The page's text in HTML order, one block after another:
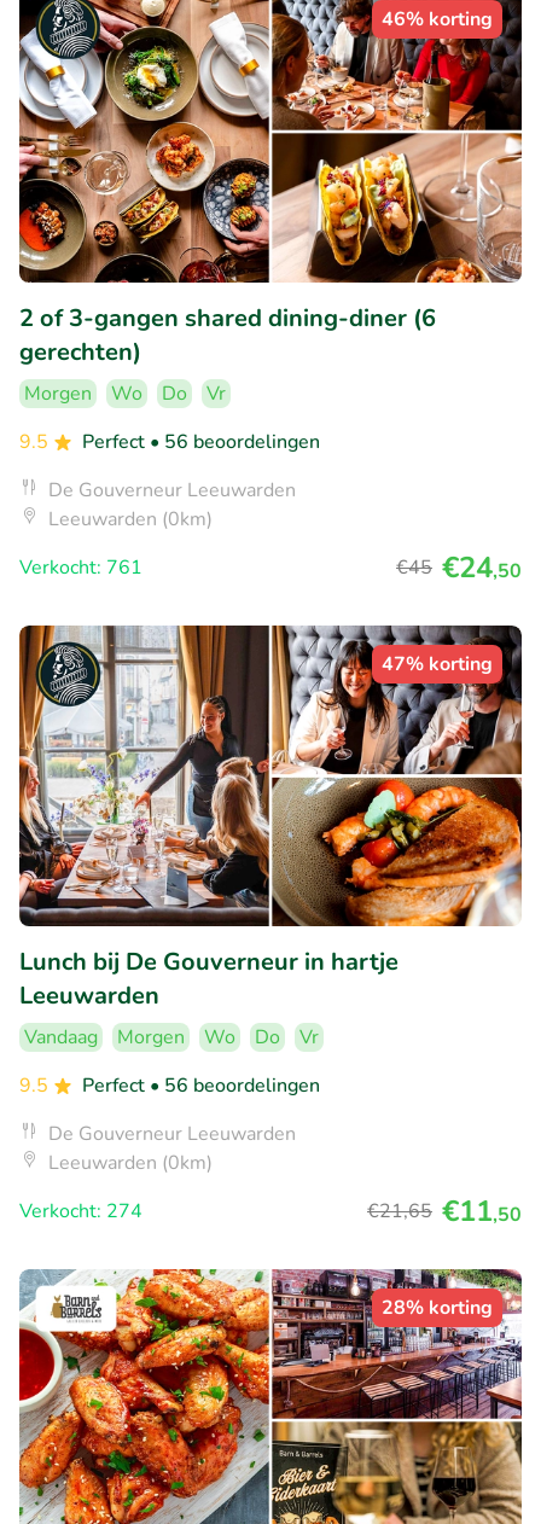
46% korting
2 of 3-gangen shared dining-diner (6
gerechten)
Morgen Wo Do
Vr
9.5
Perfect • 56 beoordelingen
De Gouverneur Leeuwarden
Leeuwarden (0km)
Verkocht: 761
€45 €24,50
47% korting
Lunch bij De Gouverneur in hartje
Leeuwarden
Vandaag Morgen Wo Do
Vr
9.5
Perfect • 56 beoordelingen
De Gouverneur Leeuwarden
Leeuwarden (0km)
Verkocht: 274
€21,65 €11,50
28% korting